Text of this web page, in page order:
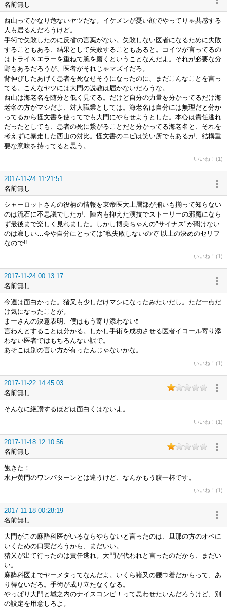
名前無し
西山ってかなり危ないヤツだな。イケメンが憂い顔でやってりゃ共感する
人も居るんだろうけど。
手術で失敗したのに反省の言葉がない。失敗しない医者になるために失敗
することもある、結果として失敗することもあると。コイツが言ってるの
はトライ＆エラーを重ねて腕を磨くということなんだよ。それが必要な分
野もあるだろうが、医者がそれじゃマズイだろ。
背伸びしたあげく患者を死なせそうになったのに、まだこんなことを言っ
てる。こんなヤツには大門の説教は届かないだろうな。
西山は海老名を随分と低く見てる。だけど自分の力量を分かってるだけ海
老名の方がマシだよ、対人職業としては。海老名は自分には無理だと分か
ってるから怪文書を使ってでも大門にやらせようとした。本心は責任逃れ
だったとしても、患者の死に繋がることだと分かってる海老名と、それを
考えずに暴走した西山の対比。怪文書のエピは笑い所でもあるが、結構重
要な意味を持ってると思う。
いいね！(1)
2017-11-24 11:21:51
名前無し
シャーロットさんの役柄の情報を東帝医大上層部が揃いも揃って知らない
のは流石に不思議でしたが、陣内も抑えた演技でストーリーの邪魔になら
ず最後まで楽しく見れました。しかし博美ちゃんの"サイナス"が聞けない
のは寂しい…今や自分にとっては"私失敗しないので"以上の決めのセリフ
なので‼
いいね！(1)
2017-11-24 00:13:17
名前無し
今週は面白かった。猪又も少しだけマシになったみたいだし。ただ一点だ
け気になったことが。
まーさんの決意表明、僕はもう寄り添わない❗
言わんとすることは分かる。しかし手術を成功させる医者イコール寄り添
わない医者ではもちろんない訳で。
あそこは別の言い方が有ったんじゃないかな。
いいね！(1)
2017-11-22 14:45:03
名前無し
そんなに絶讚するほどは面白くはないよ。
いいね！(1)
2017-11-18 12:10:56
名前無し
飽きた！
水戸黄門のワンパターンとは違うけど、なんかもう腹一杯です。
いいね！(1)
2017-11-18 00:28:19
名前無し
大門がこの麻酔科医がいるならやらないと言ったのは、旦那の方のオペに
いくための口実だろうから、まだいい。
猪又が出て行ったのは責任逃れ。大門が代われと言ったのだから、まだい
い。
麻酔科医までヤーメタってなんだよ。いくら猪又の腰巾着だからって、あ
り得ないだろ。手術が成り立たなくなる。
やっぱり大門と城之内のナイスコンビ！って思わせたいんだろうけど、別
の設定を用意しろよ。